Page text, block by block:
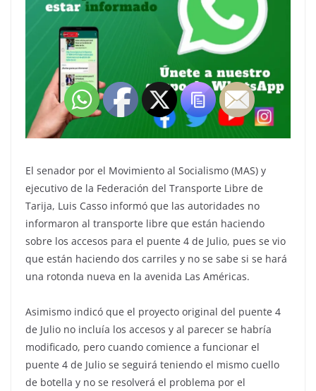
El senador por el Movimiento al Socialismo (MAS) y
ejecutivo de la Federación del Transporte Libre de
Tarija, Luis Casso informó que las autoridades no
informaron al transporte libre que están haciendo
sobre los accesos para el puente 4 de Julio, pues se vio
que están haciendo dos carriles y no se sabe si se hará
una rotonda nueva en la avenida Las Américas.
Asimismo indicó que el proyecto original del puente 4
de Julio no incluía los accesos y al parecer se habría
modificado, pero cuando comience a funcionar el
puente 4 de Julio se seguirá teniendo el mismo cuello
de botella y no se resolverá el problema por el